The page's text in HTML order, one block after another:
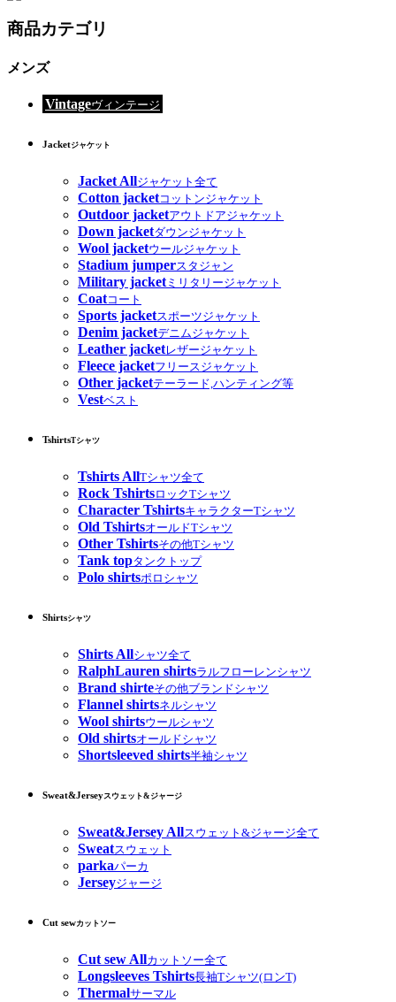
商品カテゴリ
メンズ
Vintageヴィンテージ
Jacketジャケット
Jacket Allジャケット全て
Cotton jacketコットンジャケット
Outdoor jacketアウトドアジャケット
Down jacketダウンジャケット
Wool jacketウールジャケット
Stadium jumperスタジャン
Military jacketミリタリージャケット
Coatコート
Sports jacketスポーツジャケット
Denim jacketデニムジャケット
Leather jacketレザージャケット
Fleece jacketフリースジャケット
Other jacketテーラード,ハンティング等
Vestベスト
TshirtsTシャツ
Tshirts AllTシャツ全て
Rock TshirtsロックTシャツ
Character TshirtsキャラクターTシャツ
Old TshirtsオールドTシャツ
Other Tshirtsその他Tシャツ
Tank topタンクトップ
Polo shirtsポロシャツ
Shirtsシャツ
Shirts Allシャツ全て
RalphLauren shirtsラルフローレンシャツ
Brand shirteその他ブランドシャツ
Flannel shirtsネルシャツ
Wool shirtsウールシャツ
Old shirtsオールドシャツ
Shortsleeved shirts半袖シャツ
Sweat&Jerseyスウェット&ジャージ
Sweat&Jersey Allスウェット&ジャージ全て
Sweatスウェット
parkaパーカ
Jerseyジャージ
Cut sewカットソー
Cut sew Allカットソー全て
Longsleeves Tshirts長袖Tシャツ(ロンT)
Thermalサーマル